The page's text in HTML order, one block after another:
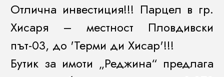
Отлична инвестиция!!! Парцел в гр.
Хисаря – местност Пловдивски
път-03, до 'Терми ди Хисар'!!!
Бутик за имоти „Реджина“ предлага